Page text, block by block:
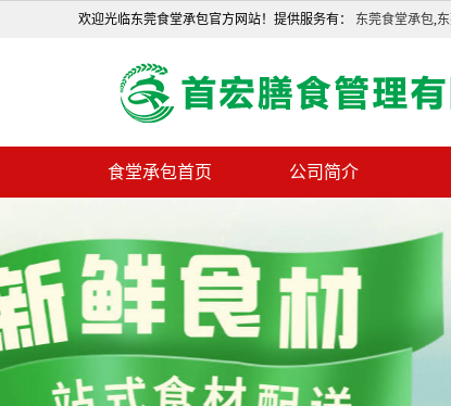
欢迎光临东莞食堂承包官方网站！提供服务有： 东莞食堂承包,
食堂承包首页 公司简介